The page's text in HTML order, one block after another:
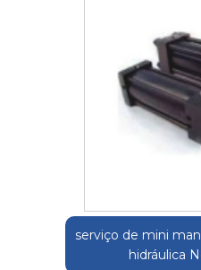
serviço de mini
hidráulica